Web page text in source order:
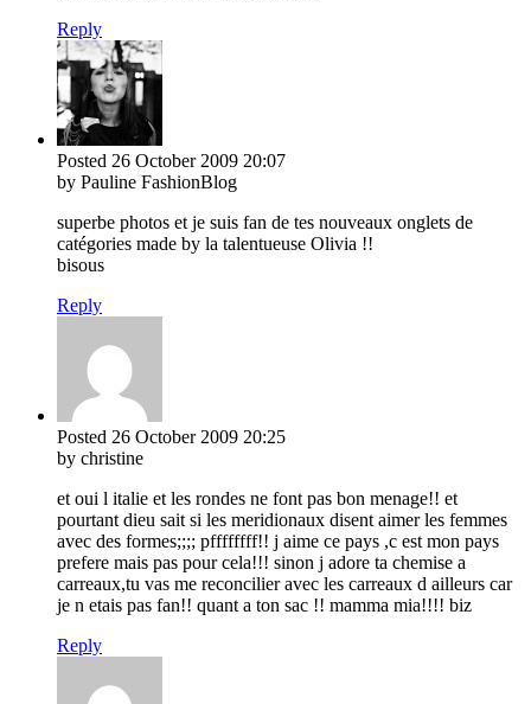
Reply
Posted 26 October 2009 20:07
by Pauline FashionBlog
superbe photos et je suis fan de tes nouveaux onglets de
catégories made by la talentueuse Olivia !!
bisous
Reply
Posted 26 October 2009 20:25
by christine
et oui l italie et les rondes ne font pas bon menage!! et
pourtant dieu sait si les meridionaux disent aimer les femmes
avec des formes;;;; pffffffff!! j aime ce pays ,c est mon pays
prefere mais pas pour cela!!! sinon j adore ta chemise a
carreaux,tu vas me reconcilier avec les carreaux d ailleurs car
je n etais pas fan!! quant a ton sac !! mamma mia!!!! biz
Reply